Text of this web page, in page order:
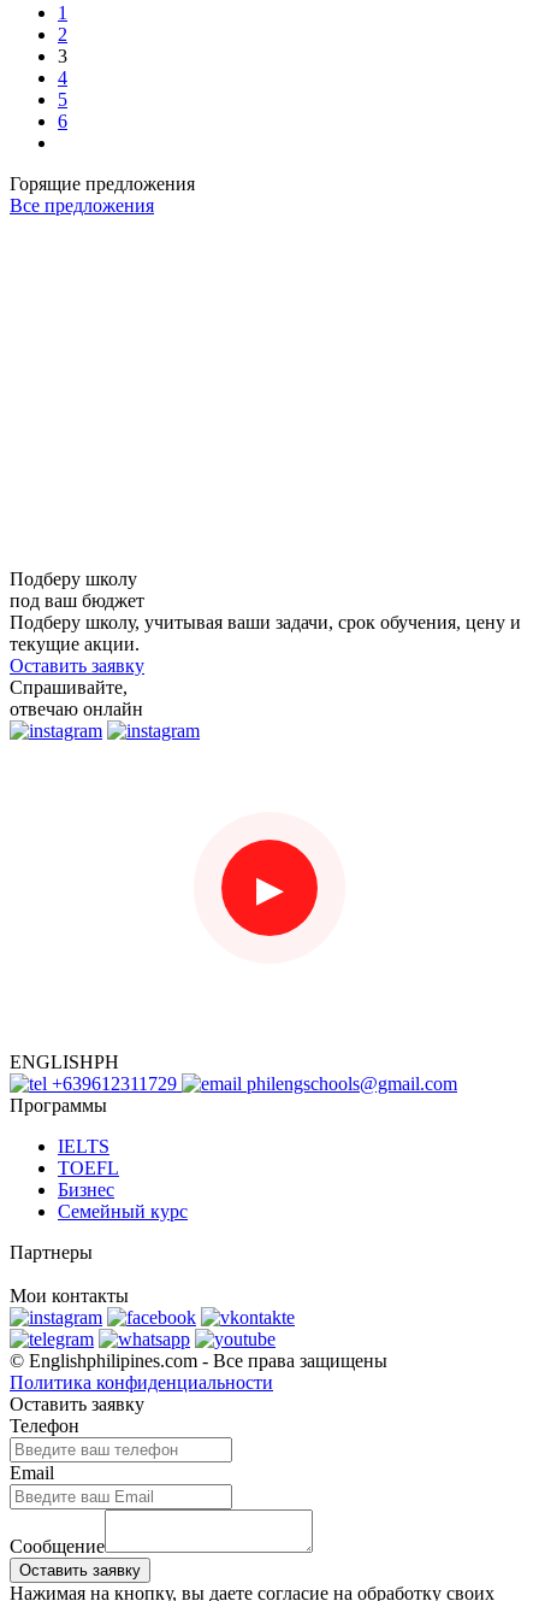
1
2
3
4
5
6
Горящие предложения
Все предложения
Подберу школу
под ваш бюджет
Подберу школу, учитывая ваши задачи, срок обучения, цену и
текущие акции.
Оставить заявку
Спрашивайте,
отвечаю онлайн
▶
ENGLISHPH
+639612311729
philengschools@gmail.com
Программы
IELTS
TOEFL
Бизнес
Семейный курс
Партнеры
Мои контакты
© Englishphilipines.com - Все права защищены
Политика конфиденциальности
Оставить заявку
Телефон
Email
Сообщение
Нажимая на кнопку, вы даете согласие на обработку своих